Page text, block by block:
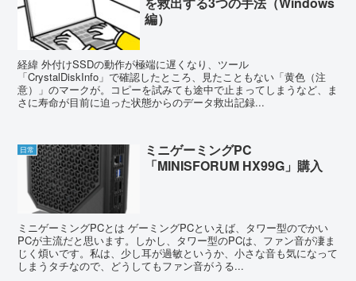
編）
経緯 外付けSSDの動作が極端に遅くなり、ツール
「CrystalDiskInfo」で確認したところ、見たこともない「黄色（注
意）」のマークが。コピーを試みても途中で止まってしまうなど、ま
さに寿命が目前に迫った状態からのデータ救出記録...
日常
ミニゲーミングPC
「MINISFORUM HX99G」購入
ミニゲーミングPCとは ゲーミングPCといえば、タワー型のでかい
PCが主流だと思います。しかし、タワー型のPCは、ファン音が凄ま
じく煩いです。私は、少し耳が過敏というか、小さな音も気になって
しまうタチなので、どうしてもファン音がうる...